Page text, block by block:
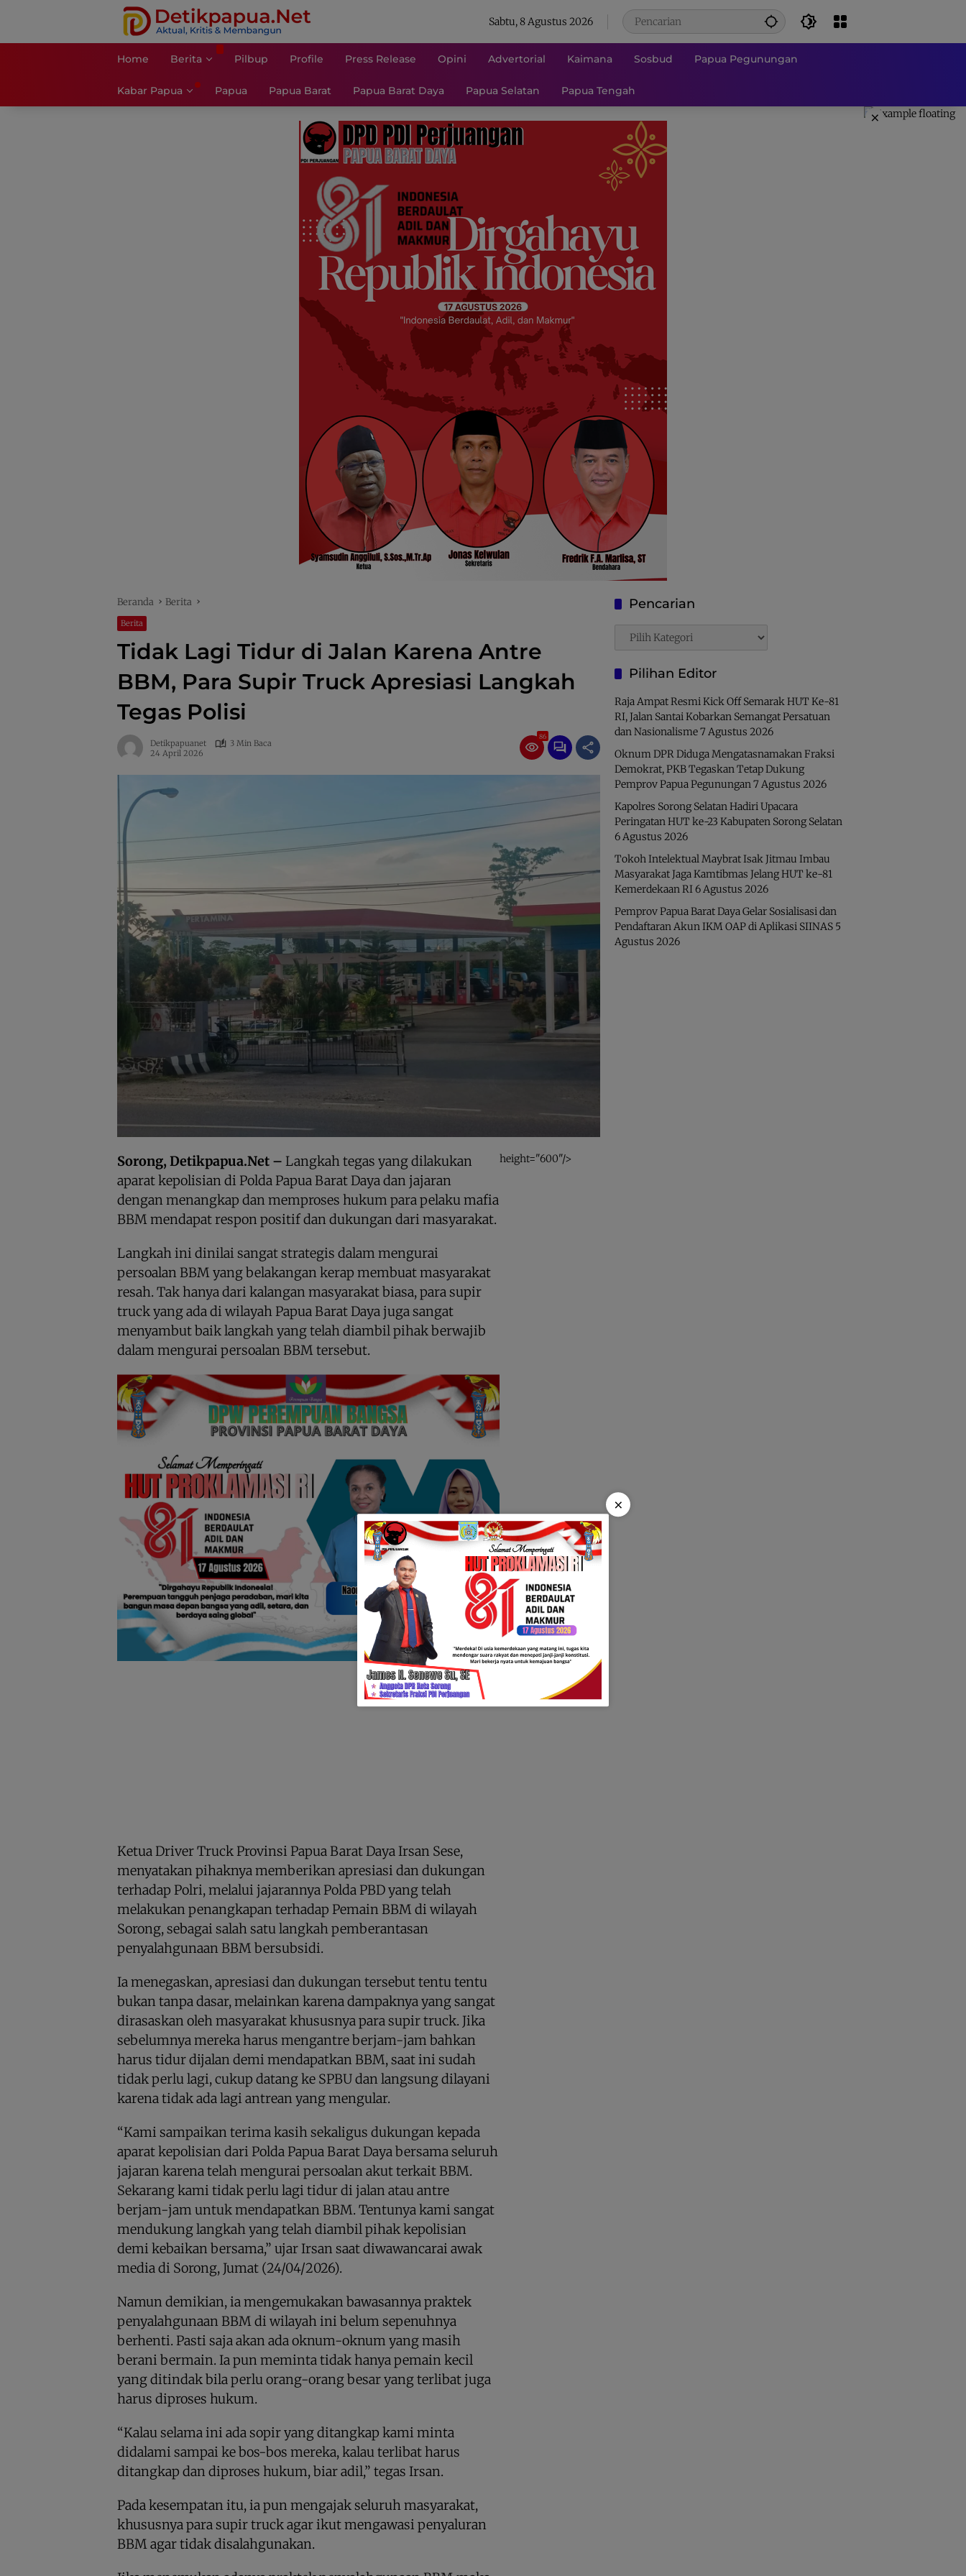
Sabtu, 8 Agustus 2026
Home Berita Pilbup Profile Press Release Opini Advertorial Kaimana Sosbud Papua Pegunungan
Kabar Papua Papua Papua Barat Papua Barat Daya Papua Selatan Papua Tengah
×
Beranda Berita
Berita
Tidak Lagi Tidur di Jalan Karena Antre
BBM, Para Supir Truck Apresiasi Langkah
Tegas Polisi
Detikpapuanet
3 Min Baca
24 April 2026
86
Sorong, Detikpapua.Net – Langkah tegas yang dilakukan
aparat kepolisian di Polda Papua Barat Daya dan jajaran
dengan menangkap dan memproses hukum para pelaku mafia
BBM mendapat respon positif dan dukungan dari masyarakat.
Langkah ini dinilai sangat strategis dalam mengurai
persoalan BBM yang belakangan kerap membuat masyarakat
resah. Tak hanya dari kalangan masyarakat biasa, para supir
truck yang ada di wilayah Papua Barat Daya juga sangat
menyambut baik langkah yang telah diambil pihak berwajib
dalam mengurai persoalan BBM tersebut.
Ketua Driver Truck Provinsi Papua Barat Daya Irsan Sese,
menyatakan pihaknya memberikan apresiasi dan dukungan
terhadap Polri, melalui jajarannya Polda PBD yang telah
melakukan penangkapan terhadap Pemain BBM di wilayah
Sorong, sebagai salah satu langkah pemberantasan
penyalahgunaan BBM bersubsidi.
Ia menegaskan, apresiasi dan dukungan tersebut tentu tentu
bukan tanpa dasar, melainkan karena dampaknya yang sangat
dirasaskan oleh masyarakat khususnya para supir truck. Jika
sebelumnya mereka harus mengantre berjam-jam bahkan
harus tidur dijalan demi mendapatkan BBM, saat ini sudah
tidak perlu lagi, cukup datang ke SPBU dan langsung dilayani
karena tidak ada lagi antrean yang mengular.
“Kami sampaikan terima kasih sekaligus dukungan kepada
aparat kepolisian dari Polda Papua Barat Daya bersama seluruh
jajaran karena telah mengurai persoalan akut terkait BBM.
Sekarang kami tidak perlu lagi tidur di jalan atau antre
berjam-jam untuk mendapatkan BBM. Tentunya kami sangat
mendukung langkah yang telah diambil pihak kepolisian
demi kebaikan bersama,” ujar Irsan saat diwawancarai awak
media di Sorong, Jumat (24/04/2026).
Namun demikian, ia mengemukakan bawasannya praktek
penyalahgunaan BBM di wilayah ini belum sepenuhnya
berhenti. Pasti saja akan ada oknum-oknum yang masih
berani bermain. Ia pun meminta tidak hanya pemain kecil
yang ditindak bila perlu orang-orang besar yang terlibat juga
harus diproses hukum.
“Kalau selama ini ada sopir yang ditangkap kami minta
didalami sampai ke bos-bos mereka, kalau terlibat harus
ditangkap dan diproses hukum, biar adil,” tegas Irsan.
Pada kesempatan itu, ia pun mengajak seluruh masyarakat,
khususnya para supir truck agar ikut mengawasi penyaluran
BBM agar tidak disalahgunakan.
height="600"/>
Pencarian
Pencarian
Pilihan Editor
Raja Ampat Resmi Kick Off Semarak HUT Ke-81
RI, Jalan Santai Kobarkan Semangat Persatuan
dan Nasionalisme7 Agustus 2026
Oknum DPR Diduga Mengatasnamakan Fraksi
Demokrat, PKB Tegaskan Tetap Dukung
Pemprov Papua Pegunungan7 Agustus 2026
Kapolres Sorong Selatan Hadiri Upacara
Peringatan HUT ke-23 Kabupaten Sorong Selatan
6 Agustus 2026
Tokoh Intelektual Maybrat Isak Jitmau Imbau
Masyarakat Jaga Kamtibmas Jelang HUT ke-81
Kemerdekaan RI6 Agustus 2026
Pemprov Papua Barat Daya Gelar Sosialisasi dan
Pendaftaran Akun IKM OAP di Aplikasi SIINAS 5
Agustus 2026
×